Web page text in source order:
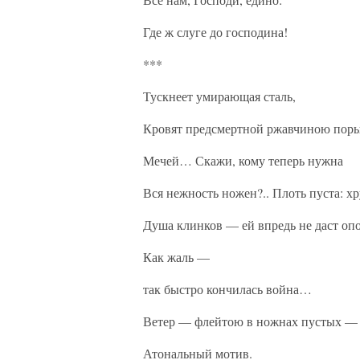
Где ж слуге до господина!
***
Тускнеет умирающая сталь,
Кровят предсмертной ржавчиною
Мечей… Скажи, кому теперь нужна
Вся нежность ножен?.. Плоть пуста:
Душа клинков — ей впредь не даст
Как жаль —
так быстро кончилась война…
Ветер — флейтою в ножнах пустых —
Атональный мотив.